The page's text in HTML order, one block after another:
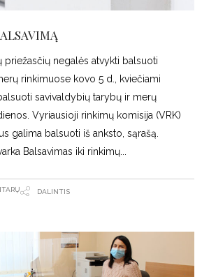
priežasčių negalės atvykti balsuoti
rinkimuose kovo 5 d., kviečiami
savivaldybių tarybų ir merų
Vyriausioji rinkimų komisija (VRK)
galima balsuoti iš anksto, sąrašą.
Balsavimas iki rinkimų
DALINTIS